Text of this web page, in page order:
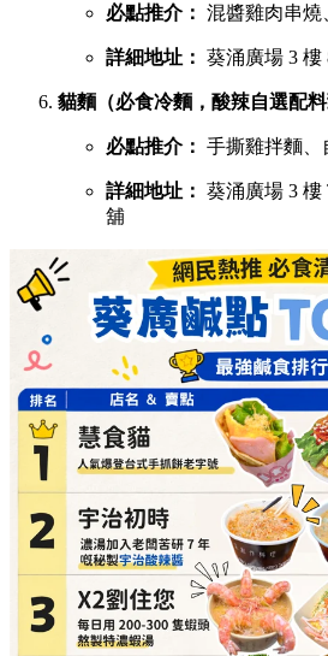
必點推介： 混醬雞肉串燒
詳細地址： 葵涌廣場 3 樓
貓麵（必食冷麵，酸辣自選配料
必點推介： 手撕雞拌麵、
詳細地址： 葵涌廣場 3 樓
舖